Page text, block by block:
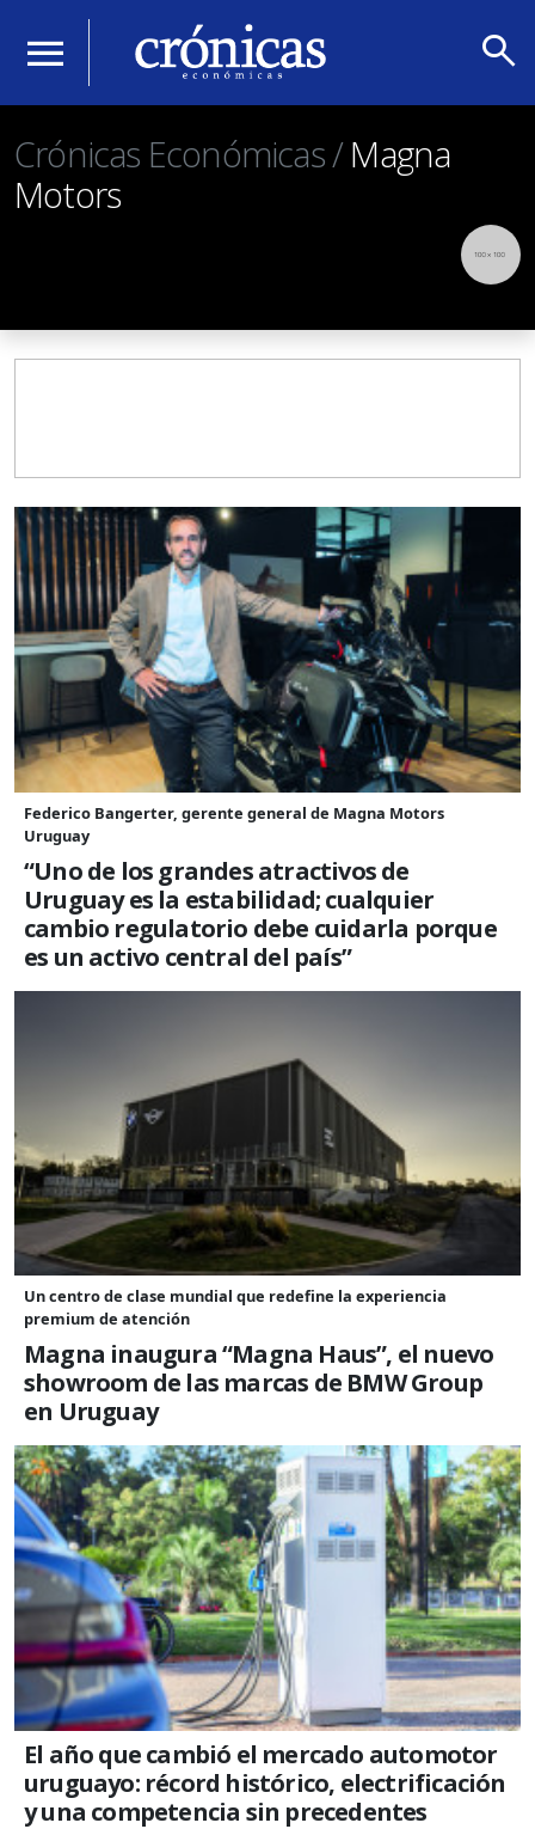
menu search
Crónicas Económicas /Magna
Motors
Federico Bangerter, gerente general de Magna Motors
Uruguay
“Uno de los grandes atractivos de
Uruguay es la estabilidad; cualquier
cambio regulatorio debe cuidarla porque
es un activo central del país”
Un centro de clase mundial que redefine la experiencia
premium de atención
Magna inaugura “Magna Haus”, el nuevo
showroom de las marcas de BMW Group
en Uruguay
El año que cambió el mercado automotor
uruguayo: récord histórico, electrificación
y una competencia sin precedentes